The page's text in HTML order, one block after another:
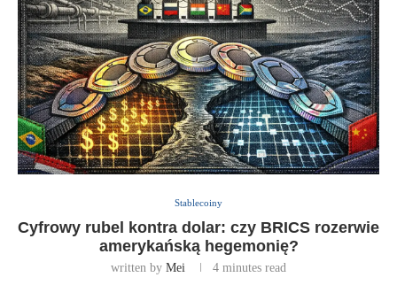
Stablecoiny
Cyfrowy rubel kontra dolar: czy BRICS rozerwie
amerykańską hegemonię?
written by Mei 4 minutes read